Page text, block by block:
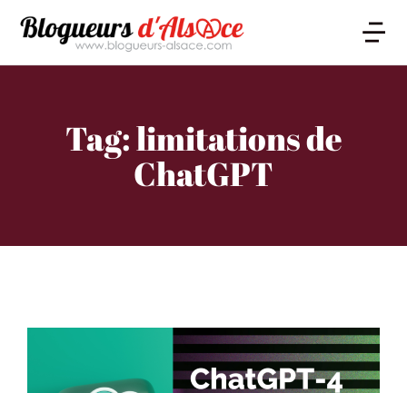
Tag: limitations de
ChatGPT